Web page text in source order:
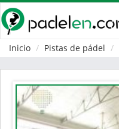
Inicio
Pistas de pádel